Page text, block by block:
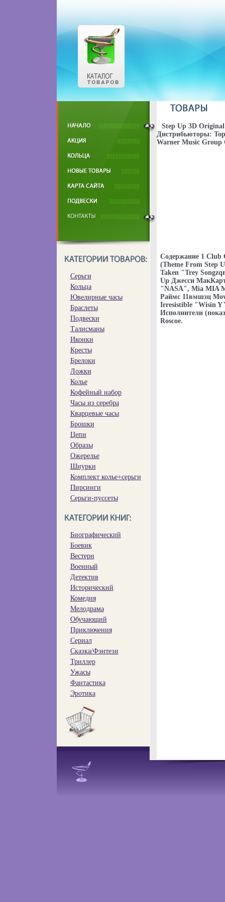
Серьги
Кольца
Ювелирные часы
Браслеты
Подвески
Талисманы
Иконки
Кресты
Брелоки
Ложки
Колье
Кофейный набор
Часы из серебра
Кварцевые часы
Брошки
Цепи
Образы
Ожерелье
Шнурки
Комплект колье+серьги
Пирсинги
Серьги-пуссеты
Биографический
Боевик
Вестерн
Военный
Детектив
Исторический
Комедия
Мелодрама
Обучающий
Приключения
Сериал
Сказка/Фэнтези
Триллер
Ужасы
Фантастика
Эротика
Step Up 3D
Дистрибьюторы:
Warner Music Group
Содержание 1 Club
(Theme From Step
Taken "Trey
Up Джесси
"NASA", Mia MIA
Раймс 11вмшзц
Irresistible "Wisin Y
Исполнители
Roscoe.